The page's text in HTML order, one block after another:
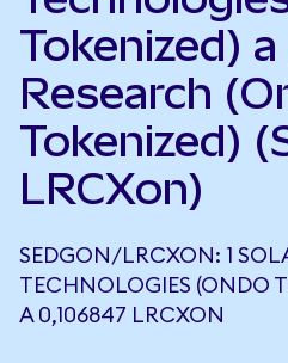
Tokenized)
Research
Tokenized)
LRCXon)
SEDGON/LRCXON: 1
TECHNOLOGIES (ONDO
A 0,106847 LRCXON